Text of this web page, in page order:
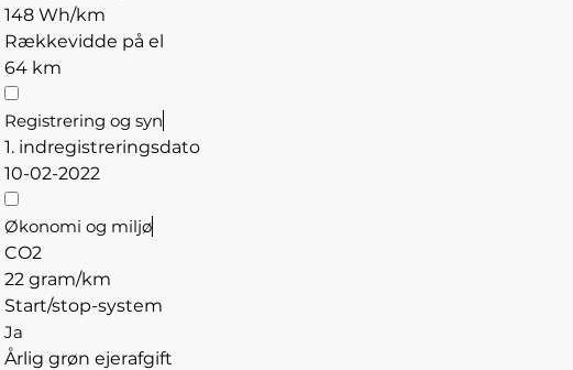
148 Wh/km
Rækkevidde på el
64 km
Registrering og syn
1. indregistreringsdato
10-02-2022
Økonomi og miljø
CO2
22 gram/km
Start/stop-system
Ja
Årlig grøn ejerafgift